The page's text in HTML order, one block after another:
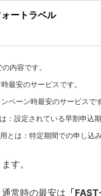
ートラベル
内容です。
最安のサービスです。
ペーン時最安のサービスです
：設定されている早割申込
とは：特定期間での申し込
す。
常時の最安は 「